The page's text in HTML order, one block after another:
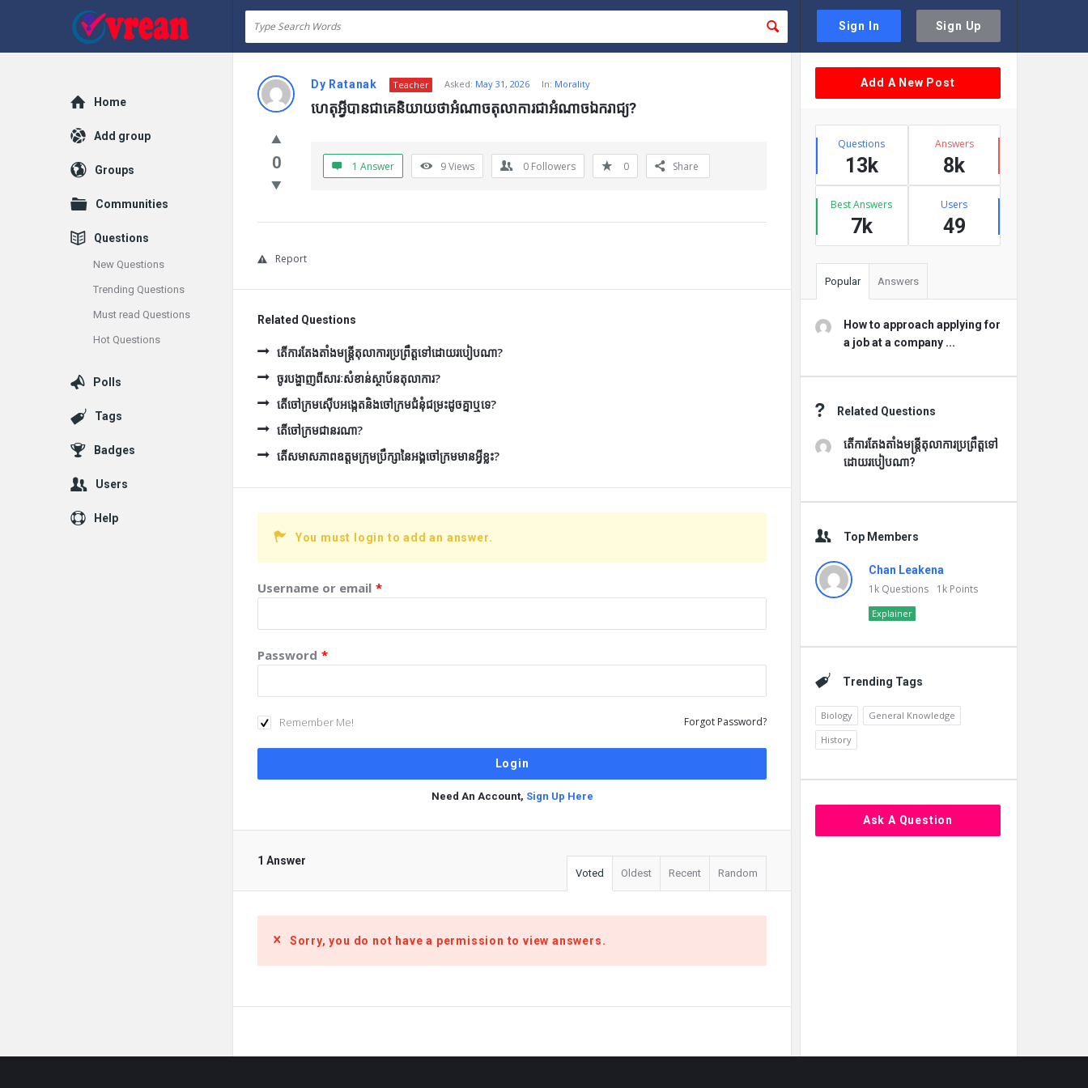
Sign In Sign Up
vrean.com
Dy Ratanak Teacher Asked: May 31, 2026 In: Morality
ហេតុអ្វីបានជាគេនិយាយថាអំណាចតុលាការជាអំណាចឯករាជ្យ?
0 1 Answer 9Views 0 Followers 0 Share
Report
Related Questions
តើការតែងតាំងមន្រ្តីតុលាការប្រព្រឹត្តទៅដោយរបៀបណា?
ចូរបង្ហាញពីសារៈសំខាន់ស្ថាប័នតុលាការ?
តើចៅក្រមស៊ើបអង្កេតនិងចៅក្រមជំនុំជម្រះដូចគ្នាឬទេ?
តើចៅក្រមជានរណា?
តើសមាសភាពឧត្ដមក្រុមប្រឹក្សានៃអង្គចៅក្រមមានអ្វីខ្លះ?
You must login to add an answer.
Username or email *
Password *
Remember Me! Forgot Password?
Need An Account, Sign Up Here
1 Answer
Voted Oldest Recent Random
Sorry, you do not have a permission to view answers.
Sidebar
Add A New Post
Stats
Questions
13k
Answers
8k
Best Answers
7k
Users
49
Popular Answers
How to approach applying for
a job at a company ...
Related Questions
តើការតែងតាំងមន្រ្តីតុលាការប្រព្រឹត្តទៅ
ដោយរបៀបណា?
Top Members
Chan Leakena
1k Questions 1k Points
Explainer
Trending Tags
Biology
General Knowledge
History
Ask A Question
Explore
Home
Add group
Groups
Communities
Questions
New Questions
Trending Questions
Must read Questions
Hot Questions
Polls
Tags
Badges
Users
Help